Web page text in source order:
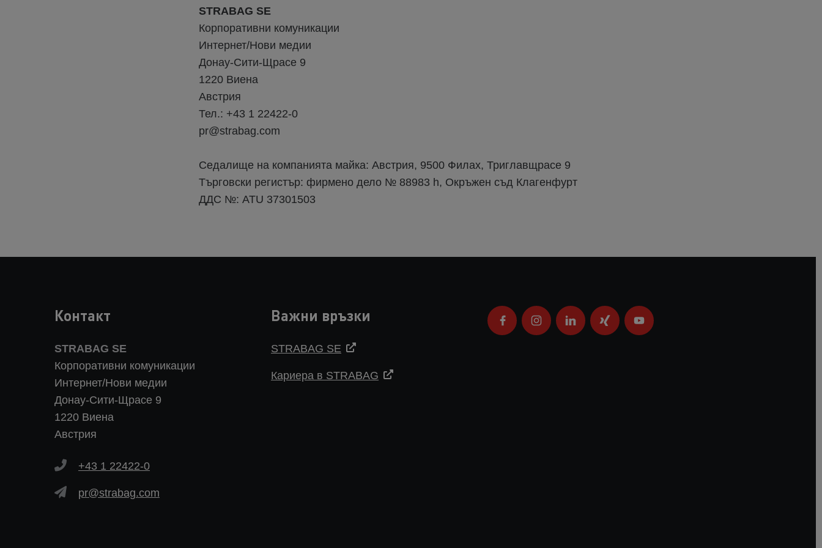
STRABAG SE
Корпоративни комуникации
Интернет/Нови медии
Донау-Сити-Щрасе 9
1220 Виена
Австрия
Тел.: +43 1 22422-0
pr@strabag.com
Седалище на компанията майка: Австрия, 9500 Филах, Триглавщрасе 9
Търговски регистър: фирмено дело № 88983 h, Окръжен съд Клагенфурт
ДДС №: ATU 37301503
Контакт
STRABAG SE
Корпоративни комуникации
Интернет/Нови медии
Донау-Сити-Щрасе 9
1220 Виена
Австрия
+43 1 22422-0
pr@strabag.com
Важни връзки
STRABAG SE
Кариера в STRABAG